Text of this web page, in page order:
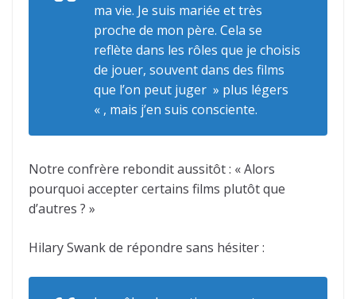
ma vie. Je suis mariée et très
proche de mon père. Cela se
reflète dans les rôles que je choisis
de jouer, souvent dans des films
que l’on peut juger » plus légers
« , mais j’en suis consciente.
Notre confrère rebondit aussitôt : « Alors
pourquoi accepter certains films plutôt que
d’autres ? »
Hilary Swank de répondre sans hésiter :